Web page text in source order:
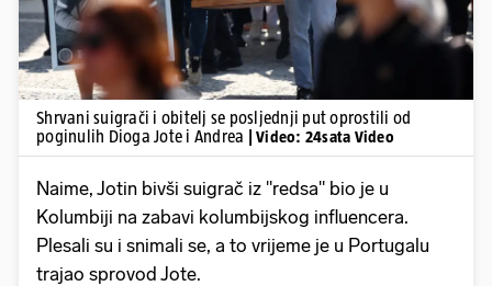
Shrvani suigrači i obitelj se posljednji put oprostili od
poginulih Dioga Jote i Andrea
| Video: 24sata Video
Naime, Jotin bivši suigrač iz "redsa" bio je u
Kolumbiji na zabavi kolumbijskog influencera.
Plesali su i snimali se, a to vrijeme je u Portugalu
trajao sprovod Jote.